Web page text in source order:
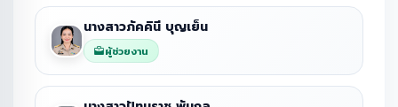
นางสาวภัคคินี บุญเย็น
ผู้ช่วยงาน